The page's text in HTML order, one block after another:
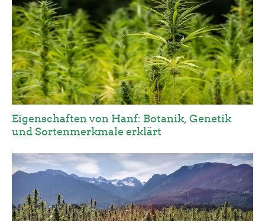
Eigenschaften von Hanf: Botanik, Genetik
und Sortenmerkmale erklärt